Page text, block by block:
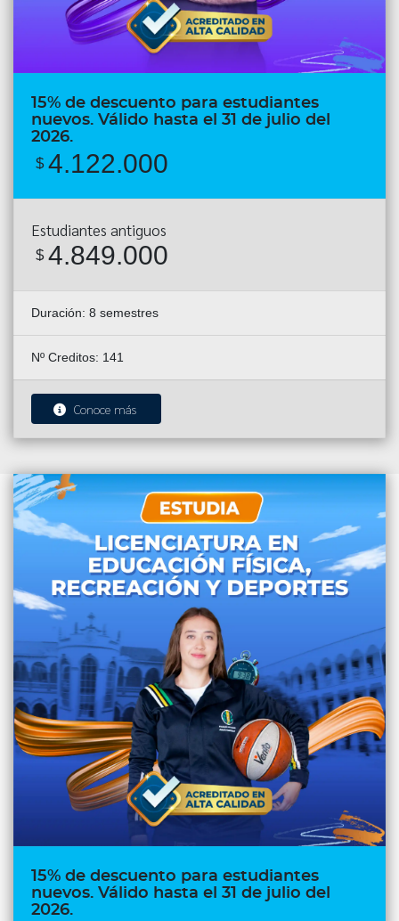
15% de descuento para estudiantes
nuevos. Válido hasta el 31 de julio del
2026.
$ 4.122.000
Estudiantes antiguos
$ 4.849.000
Duración: 8 semestres
Nº Creditos: 141
Conoce más
15% de descuento para estudiantes
nuevos. Válido hasta el 31 de julio del
2026.